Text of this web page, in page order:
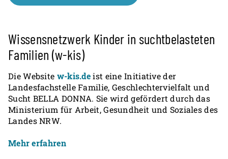
Wissensnetzwerk Kinder in suchtbelasteten
Familien (w-kis)
Die Website w-kis.deist eine Initiative der
Landesfachstelle Familie, Geschlechtervielfalt und
Sucht BELLA DONNA. Sie wird gefördert durch das
Ministerium für Arbeit, Gesundheit und Soziales des
Landes NRW.
Mehr erfahren